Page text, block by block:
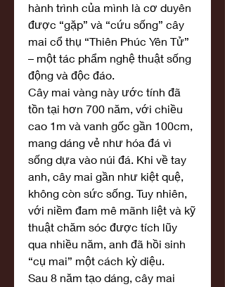
hành trình của mình là cơ duyên
được “gặp” và “cứu sống” cây
mai cổ thụ “Thiên Phúc Yên Tử”
– một tác phẩm nghệ thuật sống
động và độc đáo.
Cây mai vàng này ước tính đã
tồn tại hơn 700 năm, với chiều
cao 1m và vanh gốc gần 100cm,
mang dáng vẻ như hóa đá vì
sống dựa vào núi đá. Khi về tay
anh, cây mai gần như kiệt quệ,
không còn sức sống. Tuy nhiên,
với niềm đam mê mãnh liệt và kỹ
thuật chăm sóc được tích lũy
qua nhiều năm, anh đã hồi sinh
“cụ mai” một cách kỳ diệu.
Sau 8 năm tạo dáng, cây mai